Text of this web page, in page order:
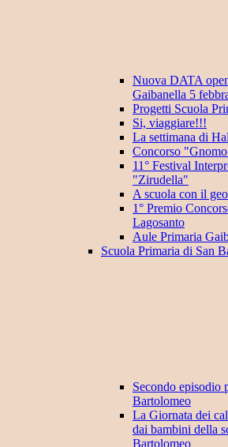
Nuova DATA
Gaibanella 5
Progetti Scuola
Si, viaggiare!!!
La settimana di
Concorso
11° Festival
"Zirudella"
A scuola con il
1° Premio
Lagosanto
Aule Primaria
Scuola Primaria di San
Secondo episodio
Bartolomeo
La Giornata dei
dai bambini della
Bartolomeo